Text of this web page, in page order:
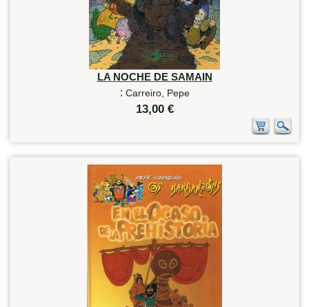
LA NOCHE DE SAMAIN
: Carreiro, Pepe
13,00 €